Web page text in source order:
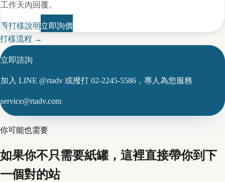
工作天內回覆。
看打樣說明立即詢價
打樣流程 →
立即諮詢
加入 LINE @rtadv 或撥打 02-2245-5586，專人為您服務
service@rtadv.com
你可能也需要
如果你不只需要紙罐，這裡直接帶你到下
一個對的站